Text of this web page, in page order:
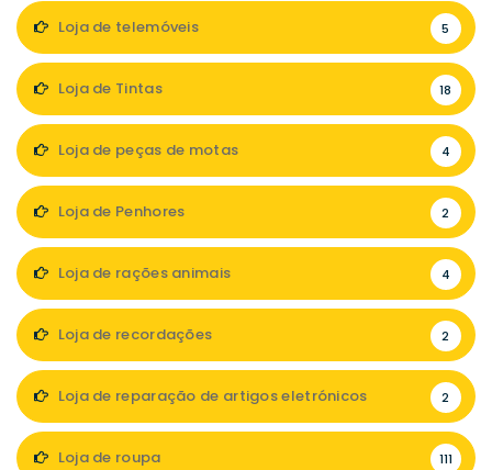
Loja de telemóveis 5
Loja de Tintas 18
Loja de peças de motas 4
Loja de Penhores 2
Loja de rações animais 4
Loja de recordações 2
Loja de reparação de artigos eletrónicos 2
Loja de roupa 111